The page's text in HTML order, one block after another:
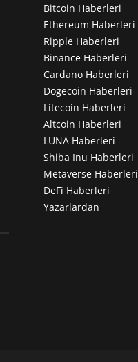
Bitcoin Haberleri
Ethereum Haberleri
Ripple Haberleri
Binance Haberleri
Cardano Haberleri
Dogecoin Haberleri
Litecoin Haberleri
Altcoin Haberleri
LUNA Haberleri
Shiba Inu Haberleri
Metaverse Haberleri
DeFi Haberleri
Yazarlardan